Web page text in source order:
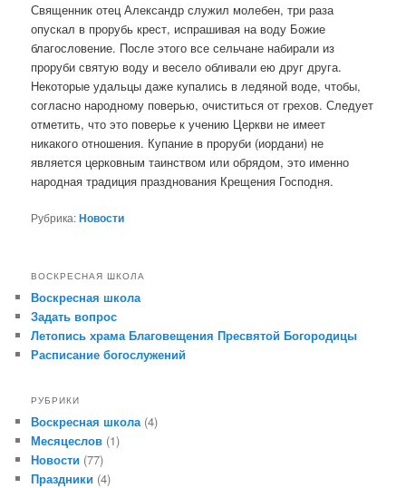
Священник отец Александр служил молебен, три раза
опускал в прорубь крест, испрашивая на воду Божие
благословение. После этого все сельчане набирали из
проруби святую воду и весело обливали ею друг друга.
Некоторые удальцы даже купались в ледяной воде, чтобы,
согласно народному поверью, очиститься от грехов. Следует
отметить, что это поверье к учению Церкви не имеет
никакого отношения. Купание в проруби (иордани) не
является церковным таинством или обрядом, это именно
народная традиция празднования Крещения Господня.
Рубрика:Новости
ВОСКРЕСНАЯ ШКОЛА
Воскресная школа
Задать вопрос
Летопись храма Благовещения Пресвятой Богородицы
Расписание богослужений
РУБРИКИ
Воскресная школа(4)
Месяцеслов (1)
Новости (77)
Праздники (4)